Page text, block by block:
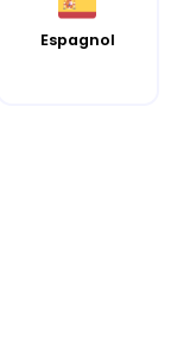
Espagnol